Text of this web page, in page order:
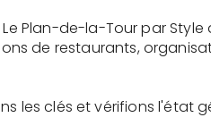
Plan-de-la-Tour par Style
de restaurants,
les clés et vérifions l'état